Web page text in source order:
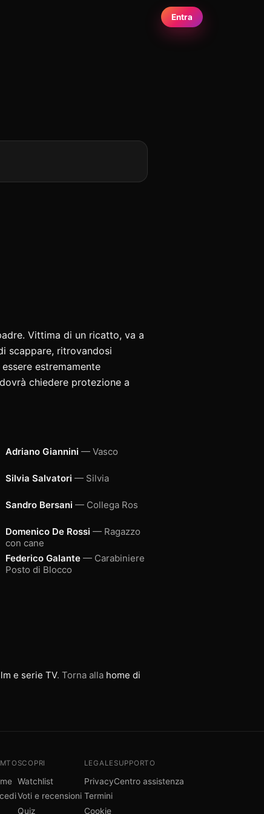
Entra
Vittima di un ricatto, va a
scappare, ritrovandosi
estremamente
chiedere protezione a
Adriano Giannini — Vasco
Silvia Salvatori — Silvia
Sandro Bersani — Collega Ros
Domenico De Rossi — Ragazzo
con cane
Federico Galante — Carabiniere
Posto di Blocco
e serie TV. Torna alla home di
SCOPRI
Watchlist
Voti e recensioni
Quiz
LEGALE
Privacy
Termini
Cookie
SUPPORTO
Centro assistenza